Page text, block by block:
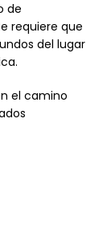
de
requiere que
del lugar
el camino